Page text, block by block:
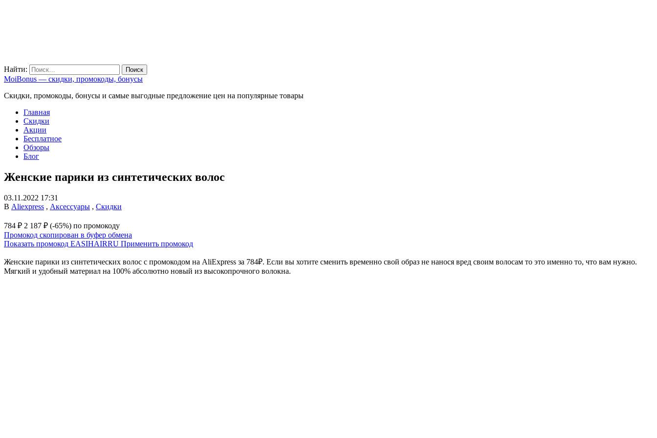
Найти:
MoiBonus — скидки, промокоды, бонусы
Скидки, промокоды, бонусы и самые выгодные предложение цен на популярные товары
Главная
Скидки
Акции
Бесплатное
Обзоры
Блог
Женские парики из синтетических волос
03.11.2022 17:31
В Aliexpress , Аксессуары , Скидки
784 ₽ 2 187 ₽ (-65%) по промокоду
Промокод скопирован в буфер обмена
Показать промокод EASIHAIRRU Применить промокод
Женские парики из синтетических волос с промокодом на AliExpress за 784₽. Если вы хотите сменить временно свой образ не нанося вред своим волосам то это именно то, что вам нужно.
Мягкий и удобный материал на 100% абсолютно новый из высокопрочного волокна.